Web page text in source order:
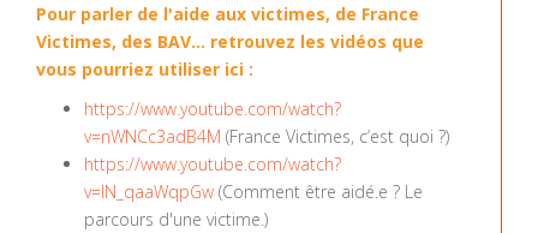
Pour parler de l'aide aux victimes, de France
Victimes, des BAV... retrouvez les vidéos que
vous pourriez utiliser ici :
https://www.youtube.com/watch?
v=nWNCc3adB4M (France Victimes, c’est quoi ?)
https://www.youtube.com/watch?
v=lN_qaaWqpGw (Comment être aidé.e ? Le
parcours d'une victime.)